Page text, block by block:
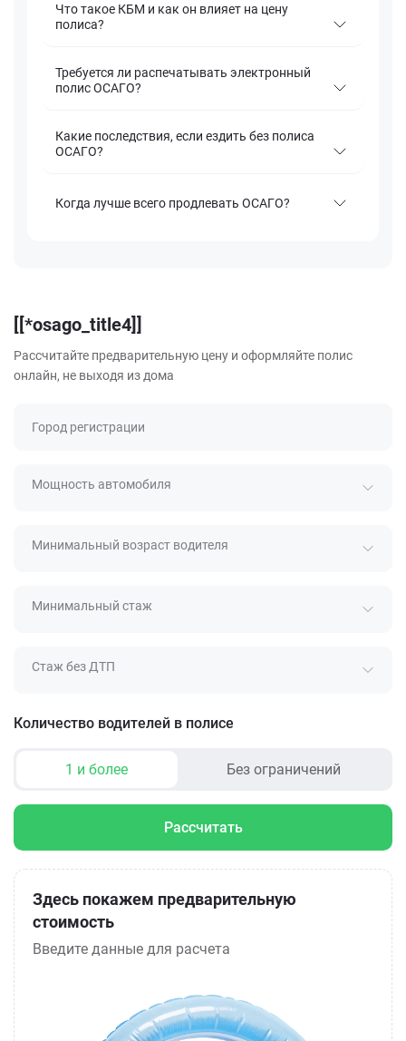
Что такое КБМ и как он влияет на цену
полиса?
Требуется ли распечатывать электронный
полис ОСАГО?
Какие последствия, если ездить без полиса
ОСАГО?
Когда лучше всего продлевать ОСАГО?
[[*osago_title4]]
Рассчитайте предварительную цену и оформляйте полис
онлайн, не выходя из дома
Город регистрации
Мощность автомобиля
Минимальный возраст водителя
Минимальный стаж
Стаж без ДТП
Количество водителей в полисе
1 и более Без ограничений
Рассчитать
Здесь покажем предварительную
стоимость
Введите данные для расчета